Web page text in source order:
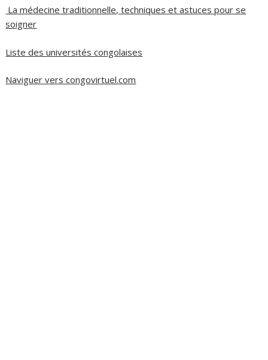
La médecine traditionnelle, techniques et astuces pour se
soigner
Liste des universités congolaises
Naviguer vers congovirtuel.com